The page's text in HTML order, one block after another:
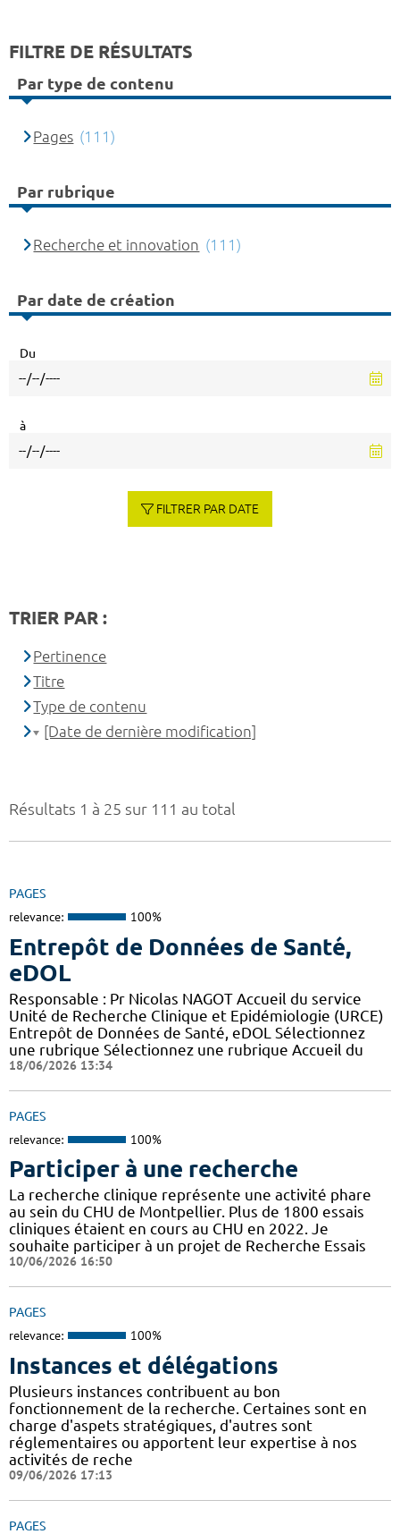
Résultats 1 à 25 sur 111 au total
PAGES
relevance: 100%
Entrepôt de Données de Santé,
eDOL
Responsable : Pr Nicolas NAGOT Accueil du service
Unité de Recherche Clinique et Epidémiologie (URCE)
Entrepôt de Données de Santé, eDOL Sélectionnez
une rubrique Sélectionnez une rubrique Accueil du
18/06/2026 13:34
PAGES
relevance: 100%
Participer à une recherche
La recherche clinique représente une activité phare
au sein du CHU de Montpellier. Plus de 1800 essais
cliniques étaient en cours au CHU en 2022. Je
souhaite participer à un projet de Recherche Essais
10/06/2026 16:50
PAGES
relevance: 100%
Instances et délégations
Plusieurs instances contribuent au bon
fonctionnement de la recherche. Certaines sont en
charge d'aspets stratégiques, d'autres sont
réglementaires ou apportent leur expertise à nos
activités de reche
09/06/2026 17:13
PAGES
FILTRE DE RÉSULTATS
Par type de contenu
Pages (111)
Par rubrique
Recherche et innovation (111)
Par date de création
Du
à
FILTRER PAR DATE
TRIER PAR :
Pertinence
Titre
Type de contenu
[Date de dernière modification]